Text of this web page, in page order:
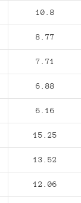
10.8
8.77
7.71
6.88
6.16
15.25
13.52
12.06